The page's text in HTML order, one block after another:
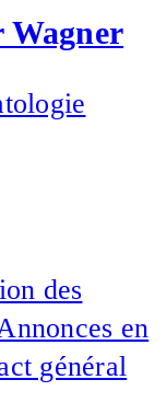
Wagner
des
en
général